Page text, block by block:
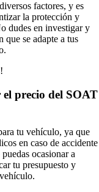
factores, y es
la protección y
dudes en investigar y
que se adapte a tus
precio del SOAT
tu vehículo, ya que
en caso de accidente
ocasionar a
tu presupuesto y